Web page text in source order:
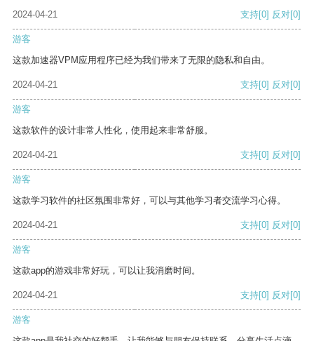
2024-04-21 支持[0] 反对[0]
游客
这款加速器VPM应用程序已经为我们带来了无限的隐私和自由。
2024-04-21 支持[0] 反对[0]
游客
这款软件的设计非常人性化，使用起来非常舒服。
2024-04-21 支持[0] 反对[0]
游客
这款学习软件的社区氛围非常好，可以与其他学习者交流学习心得。
2024-04-21 支持[0] 反对[0]
游客
这款app的游戏非常好玩，可以让我消磨时间。
2024-04-21 支持[0] 反对[0]
游客